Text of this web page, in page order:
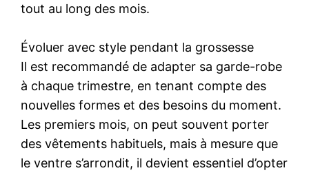
tout au long des mois.
Évoluer avec style pendant la grossesse
Il est recommandé de adapter sa garde-robe
à chaque trimestre, en tenant compte des
nouvelles formes et des besoins du moment.
Les premiers mois, on peut souvent porter
des vêtements habituels, mais à mesure que
le ventre s’arrondit, il devient essentiel d’opter